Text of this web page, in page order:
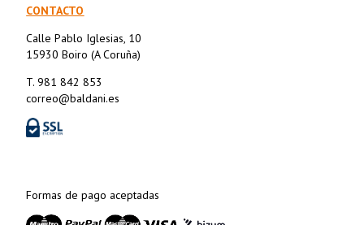
CONTACTO
Calle Pablo Iglesias, 10
15930 Boiro (A Coruña)
T. 981 842 853
correo@baldani.es
Formas de pago aceptadas